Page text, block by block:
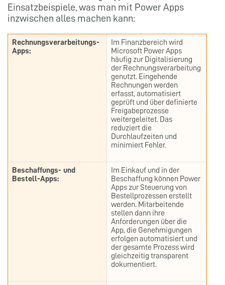
Einsatzbeispiele, was man mit Power Apps
inzwischen alles machen kann:
Rechnungsverarbeitungs-
Apps:
Im Finanzbereich wird
Microsoft Power Apps
häufig zur Digitalisierung
der Rechnungsverarbeitung
genutzt. Eingehende
Rechnungen werden
erfasst, automatisiert
geprüft und über definierte
Freigabeprozesse
weitergeleitet. Das
reduziert die
Durchlaufzeiten und
minimiert Fehler.
Beschaffungs- und
Bestell-Apps:
Im Einkauf und in der
Beschaffung können Power
Apps zur Steuerung von
Bestellprozessen erstellt
werden. Mitarbeitende
stellen dann ihre
Anforderungen über die
App, die Genehmigungen
erfolgen automatisiert und
der gesamte Prozess wird
gleichzeitig transparent
dokumentiert.